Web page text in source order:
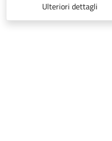
Ulteriori dettagli